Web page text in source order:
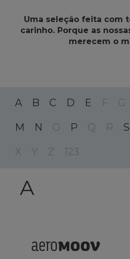
Uma seleção feita com
carinho. Porque as
merecem o
A B C D E F G
M N O P Q R S
X Y Z 123
A